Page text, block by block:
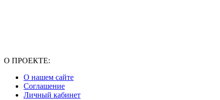
О ПРОЕКТЕ:
О нашем сайте
Соглашение
Личный кабинет